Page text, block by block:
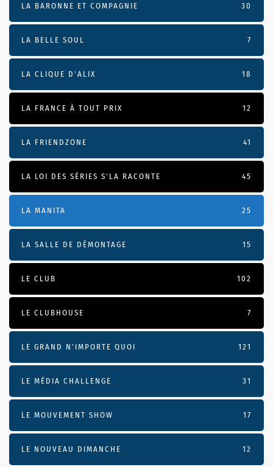
LA BARONNE ET COMPAGNIE 30
LA BELLE SOUL 7
LA CLIQUE D'ALIX 18
LA FRANCE À TOUT PRIX 12
LA FRIENDZONE 41
LA LOI DES SÉRIES S'LA RACONTE 45
LA MANITA 25
LA SALLE DE DÉMONTAGE 15
LE CLUB 102
LE CLUBHOUSE 7
LE GRAND N’IMPORTE QUOI 121
LE MÉDIA CHALLENGE 31
LE MOUVEMENT SHOW 17
LE NOUVEAU DIMANCHE 12